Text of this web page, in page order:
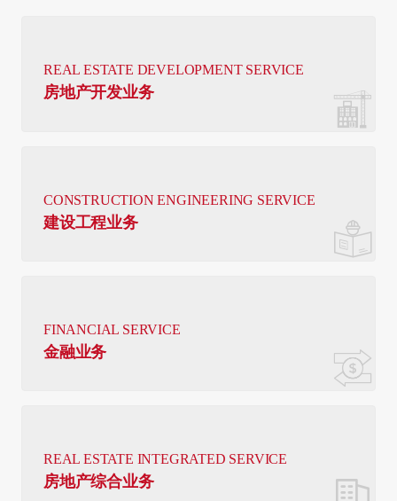
REAL ESTATE DEVELOPMENT SERVICE
房地产开发业务
CONSTRUCTION ENGINEERING SERVICE
建设工程业务
FINANCIAL SERVICE
金融业务
REAL ESTATE INTEGRATED SERVICE
房地产综合业务